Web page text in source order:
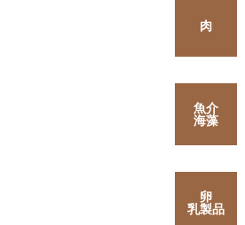
肉
魚介
海藻
卵
乳製品